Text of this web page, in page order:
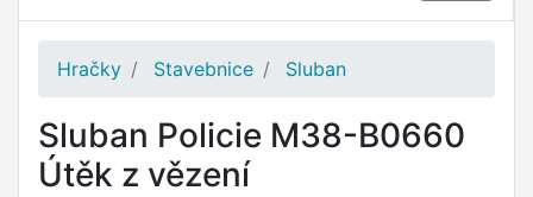
Hračky Stavebnice Sluban
Sluban Policie M38-B0660
Útěk z vězení